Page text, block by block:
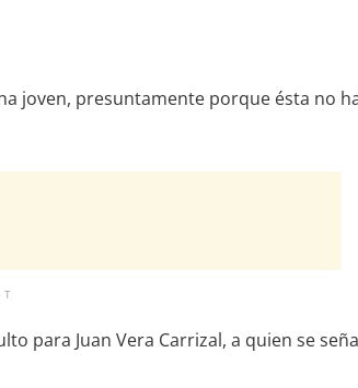
joven, presuntamente porque ésta no
para Juan Vera Carrizal, a quien se